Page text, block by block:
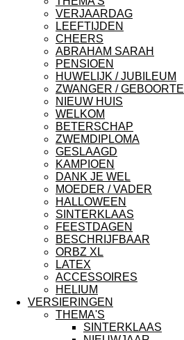
VERJAARDAG
LEEFTIJDEN
CHEERS
ABRAHAM SARAH
PENSIOEN
HUWELIJK / JUBILEUM
ZWANGER / GEBOORTE
NIEUW HUIS
WELKOM
BETERSCHAP
ZWEMDIPLOMA
GESLAAGD
KAMPIOEN
DANK JE WEL
MOEDER / VADER
HALLOWEEN
SINTERKLAAS
FEESTDAGEN
BESCHRIJFBAAR
ORBZ XL
LATEX
ACCESSOIRES
HELIUM
VERSIERINGEN
THEMA'S
SINTERKLAAS